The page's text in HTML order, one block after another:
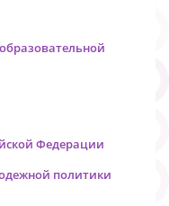
Федерации
политики